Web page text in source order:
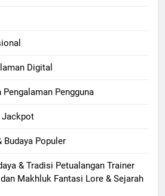
Digital
Pengguna
Jackpot
Budaya Populer
& Tradisi Petualangan Trainer
Makhluk Fantasi Lore & Sejarah